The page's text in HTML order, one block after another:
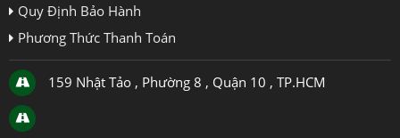
Quy Định Bảo Hành
Phương Thức Thanh Toán
159 Nhật Tảo , Phường 8 , Quận 10 , TP.HCM